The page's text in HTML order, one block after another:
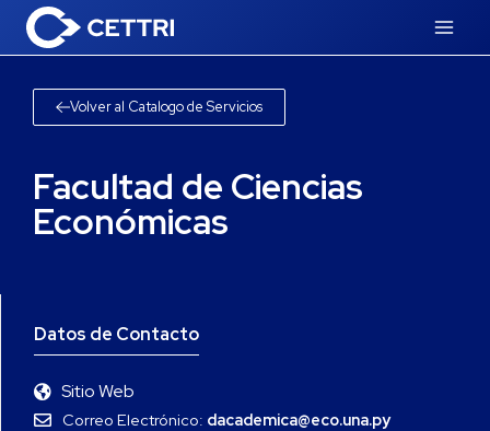
Volver al Catalogo de Servicios
Facultad de Ciencias
Económicas
Datos de Contacto
Sitio Web
Correo Electrónico: dacademica@eco.una.py